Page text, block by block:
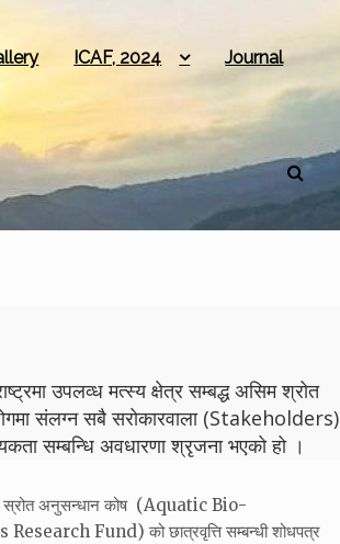
ICAF, 2024 Journal
उपलव्ध मत्स्य क्षेत्र सम्बद्ध असिम श्रोत
संलग्न सबै सरोकारवाला (Stakeholders)
सम्बन्धि अवधारणा श्रृजना भएको हो ।
स्रोत अनुसन्धान कोष (Aquatic Bio-
Fund) को छात्रवृत्ति सम्बन्धी शोधपत्र